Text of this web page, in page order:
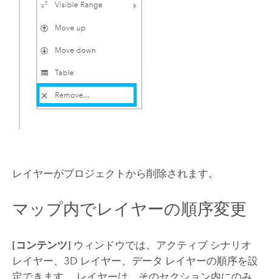
レイヤーがプロジェクトから削除されます。
マップ内でレイヤーの順序変更
[コンテンツ] ウィンドウでは、アクティブ シナリオ
レイヤー、3D レイヤー、データ レイヤーの順序を設
定できます。 レイヤーは、そのセクション内にのみ